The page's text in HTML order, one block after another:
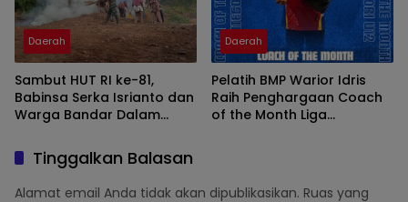
Daerah
Sambut HUT RI ke-81,
Babinsa Serka Isrianto dan
Warga Bandar Dalam
Massal
Daerah
Pelatih BMP Warior Idris
Raih Penghargaan Coach
of the Month Liga
Tinggalkan Balasan
Alamat email Anda tidak akan dipublikasikan. Ruas yang